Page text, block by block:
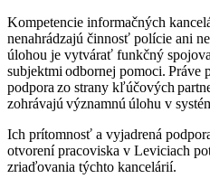
Kompetencie informačných
nenahrádzajú činnosť polície ani
úlohou je vytvárať funkčný
subjektmi odbornej pomoci. Práve
podpora zo strany kľúčových
zohrávajú významnú úlohu v
Ich prítomnosť a vyjadrená
otvorení pracoviska v Leviciach
zriaďovania týchto kancelárií.